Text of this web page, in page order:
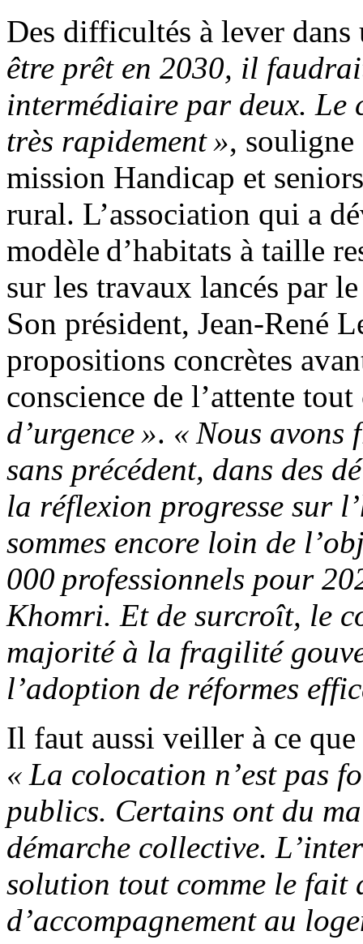
Des difficultés à lever
être prêt en 2030, il
intermédiaire par deux. Le
très rapidement »,
mission Handicap et
rural. L’association qui a
modèle d’habitats à taille
sur les travaux lancés par
Son président, Jean-René
propositions concrètes
conscience de l’attente
d’urgence ». « Nous avons
sans précédent, dans des
la réflexion progresse sur
sommes encore loin de
000 professionnels pour
Khomri. Et de surcroît, le
majorité à la fragilité
l’adoption de réformes
Il faut aussi veiller à ce
« La colocation n’est pas
publics. Certains ont du
démarche collective.
solution tout comme le fait
d’accompagnement au